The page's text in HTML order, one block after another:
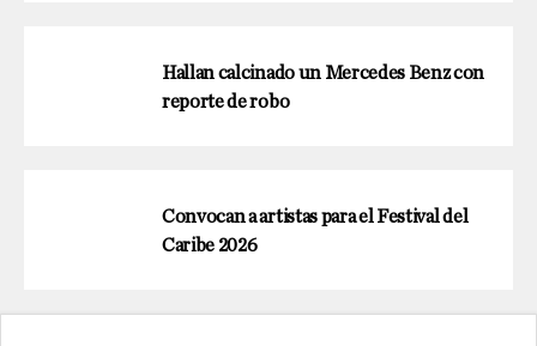
Hallan calcinado un Mercedes Benz con
reporte de robo
Convocan a artistas para el Festival del
Caribe 2026